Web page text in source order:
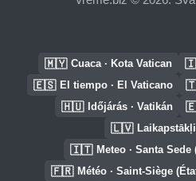
🇲🇾 Cuaca · Kota Vatican
🇪🇸 El tiempo · El Vaticano
🇭🇺 Időjárás · Vatikán
🇱🇻
🇮🇹 Meteo · Santa
🇫🇷 Météo · Saint-Siège